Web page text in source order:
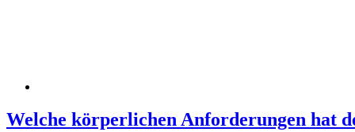
Welche körperlichen Anforderungen hat